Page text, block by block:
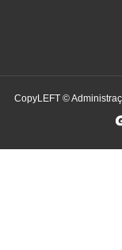
CopyLEFT ©